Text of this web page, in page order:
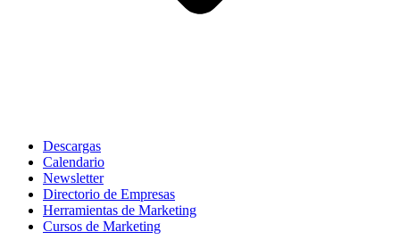
Descargas
Calendario
Newsletter
Directorio de Empresas
Herramientas de Marketing
Cursos de Marketing